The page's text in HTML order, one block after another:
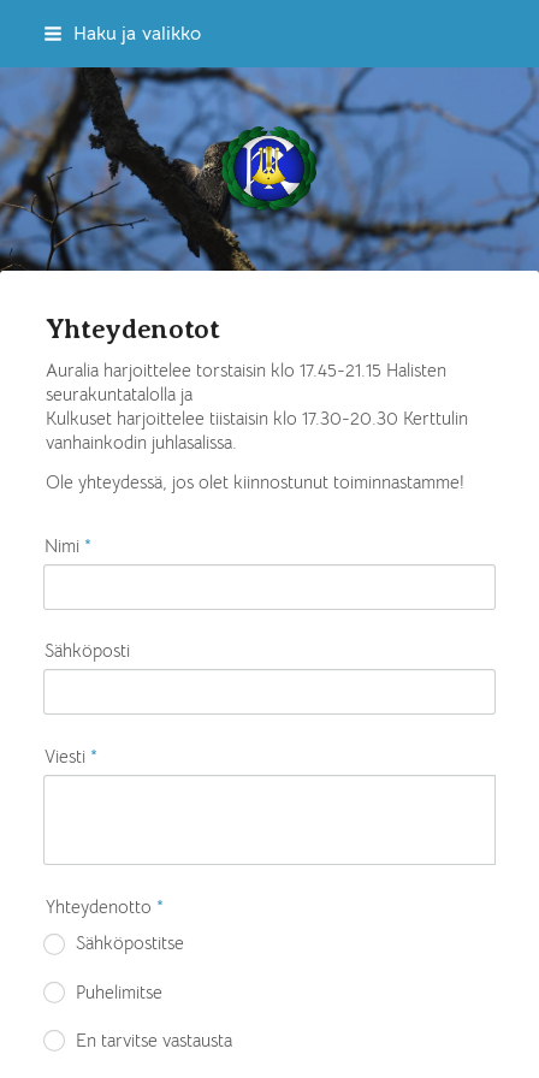
Siirry
sivun
sisältöön
Haku ja valikko
Sekakuoro Kulkuset ry
Yhteydenotot
Auralia harjoittelee torstaisin klo 17.45-21.15 Halisten
seurakuntatalolla ja
Kulkuset harjoittelee tiistaisin klo 17.30-20.30 Kerttulin
vanhainkodin juhlasalissa.
Ole yhteydessä, jos olet kiinnostunut toiminnastamme!
Nimi *
Sähköposti
Viesti *
Yhteydenotto *
Sähköpostitse
Puhelimitse
En tarvitse vastausta